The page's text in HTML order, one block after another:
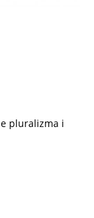
pluralizma i